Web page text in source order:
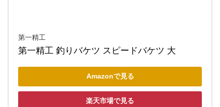
第一精工
第一精工 釣りバケツ スピードバケツ 大
Amazonで見る
楽天市場で見る